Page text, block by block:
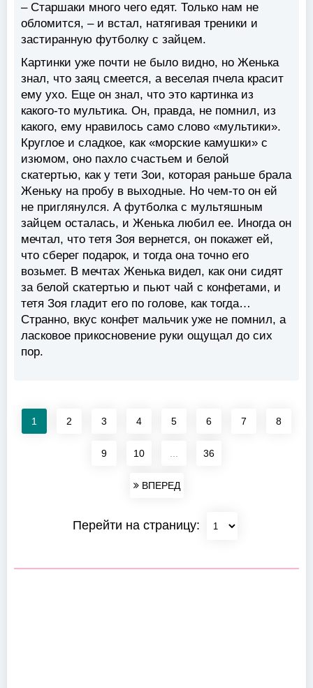
– Старшаки много чего едят. Только нам не
обломится, – и встал, натягивая треники и
застиранную футболку с зайцем.
Картинки уже почти не было видно, но Женька
знал, что заяц смеется, а веселая пчела красит
ему ухо. Еще он знал, что это картинка из
какого-то мультика. Он, правда, не помнил, из
какого, ему нравилось само слово «мультики».
Круглое и сладкое, как «морские камушки» с
изюмом, оно пахло счастьем и белой
скатертью, как у тети Зои, которая раньше брала
Женьку на пробу в выходные. Но чем-то он ей
не приглянулся. А футболка с мультяшным
зайцем осталась, и Женька любил ее. Иногда он
мечтал, что тетя Зоя вернется, он покажет ей,
что сберег подарок, и тогда она точно его
возьмет. В мечтах Женька видел, как они сидят
за белой скатертью и пьют чай с конфетами, и
тетя Зоя гладит его по голове, как тогда…
Странно, вкус конфет мальчик уже не помнил, а
ласковое прикосновение руки ощущал до сих
пор.
1 2 3 4 5 6 7 8
9 10 ... 36
ВПЕРЕД
Перейти на страницу: